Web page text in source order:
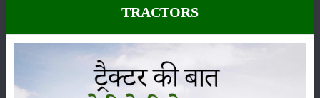
इससे उपभोक्ताओं को अधिक स्वास्थ्यवर्धक और सुरक्षित खाद्य पदार्थ मिलते हैं।
7. फसल चक्र
इस विधि में फसलों का चक्र तेजी से होता है। फसलें जल्दी उगती हैं और जल्द ही
कटाई के लिए तैयार हो जाती हैं, जिससे किसानों को अधिक बार और अधिक उत्पादन
TRACTORS